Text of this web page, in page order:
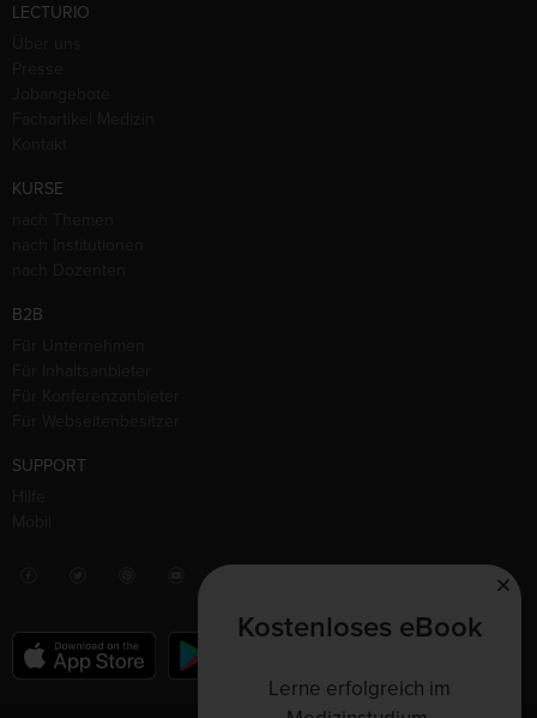
LECTURIO
KURSE
B2B
SUPPORT
Kostenloses eBook
Lerne erfolgreich im